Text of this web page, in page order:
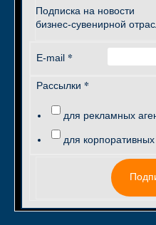
Подписка на новости
бизнес-сувенирной
E-mail *
Рассылки *
для рекламных
для корпоративных